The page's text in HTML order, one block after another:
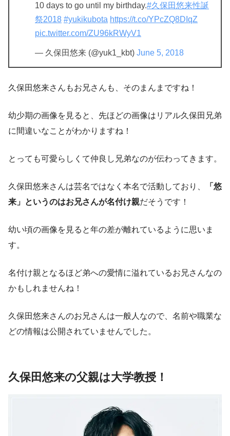
10 days to go until my birthday.#久保田悠来性誕
祭2018 #yukikubota https://t.co/YPcZQ8DIqZ
pic.twitter.com/ZU96kRWyV1
— 久保田悠来 (@yuk1_kbt) June 5, 2018
久保田悠来さんもお兄さんも、そのまんまですね！
幼少期の画像を見ると、先ほどの画像はリアル久保田兄弟
に間違いなことがわかりますね！
とっても可愛らしくて仲良し兄弟なのが伝わってきます。
久保田悠来さんは芸名ではなく本名で活動しており、
「悠
来」というのはお兄さんが名付け親だそうです！
幼い頃の画像を見ると年の差が離れているように思いま
す。
名付け親となるほど弟への愛情に溢れているお兄さんなの
かもしれませんね！
久保田悠来さんのお兄さんは一般人なので、名前や職業な
どの情報は公開されていませんでした。
久保田悠来の父親は大学教授！